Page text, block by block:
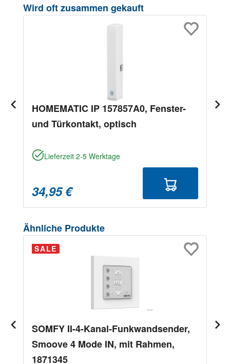
Produktgalerie überspringen
Wird oft zusammen gekauft
HOMEMATIC IP 157857A0, Fenster-
und Türkontakt, optisch
Lieferzeit 2-5 Werktage
34,95 €
Produktgalerie überspringen
Ähnliche Produkte
SALE
SOMFY II-4-Kanal-Funkwandsender,
Smoove 4 Mode IN, mit Rahmen,
1871345